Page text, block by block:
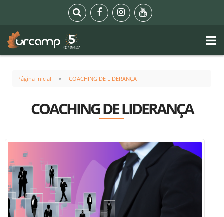
Página Inicial COACHING DE LIDERANÇA
COACHING DE LIDERANÇA